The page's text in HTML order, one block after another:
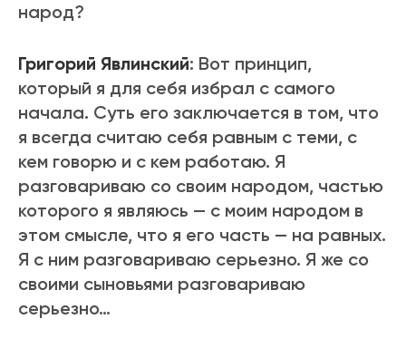
народ?
Григорий Явлинский: Вот принцип,
который я для себя избрал с самого
начала. Суть его заключается в том, что
я всегда считаю себя равным с теми, с
кем говорю и с кем работаю. Я
разговариваю со своим народом, частью
которого я являюсь — с моим народом в
этом смысле, что я его часть — на равных.
Я с ним разговариваю серьезно. Я же со
своими сыновьями разговариваю
серьезно…